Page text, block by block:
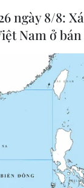
ý mua 20
của
ngày 8/8:
Nam ở